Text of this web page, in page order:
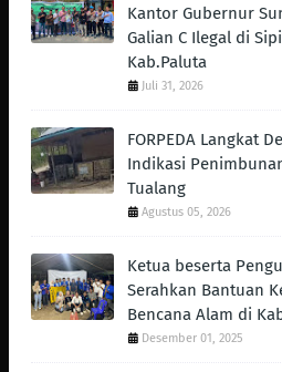
Kantor Gubernur
Galian C Ilegal di
Kab.Paluta
Juli 31, 2026
FORPEDA Langkat
Indikasi
Tualang
Agustus 05, 2026
Ketua beserta
Serahkan Bantuan
Bencana Alam di
Desember 01, 2025